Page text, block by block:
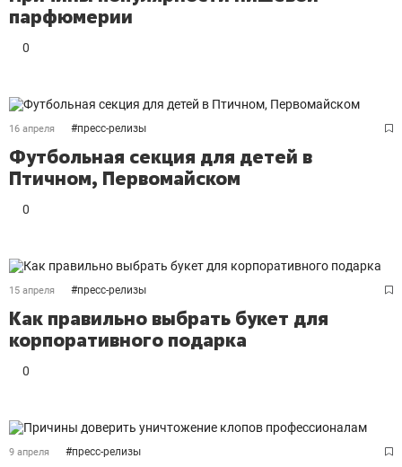
парфюмерии
0
16 апреля #пресс-релизы
Футбольная секция для детей в
Птичном, Первомайском
0
15 апреля #пресс-релизы
Как правильно выбрать букет для
корпоративного подарка
0
9 апреля #пресс-релизы